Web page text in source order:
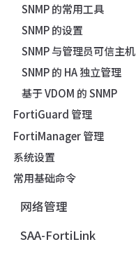
SNMP 的常用工具
SNMP 的设置
SNMP 与管理员可信主机
SNMP 的 HA 独立管理
基于 VDOM 的 SNMP
FortiGuard 管理
FortiManager 管理
系统设置
常用基础命令
网络管理
SAA-FortiLink